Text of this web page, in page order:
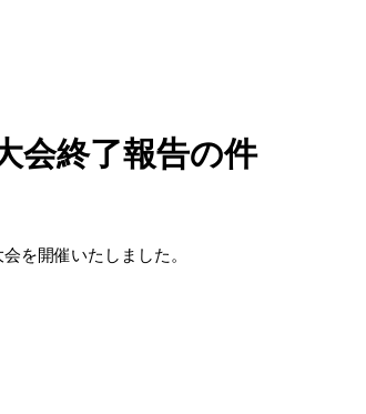
終了報告の件
を開催いたしました。